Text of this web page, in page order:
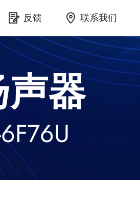
反馈 联系我们
器